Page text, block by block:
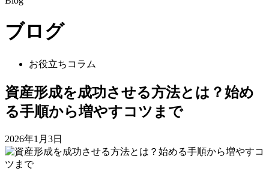
ブログ
お役立ちコラム
資産形成を成功させる方法とは？始め
る手順から増やすコツまで
2026年1月3日